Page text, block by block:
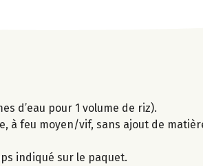
d’eau pour 1 volume de riz).
à feu moyen/vif, sans ajout de
indiqué sur le paquet.